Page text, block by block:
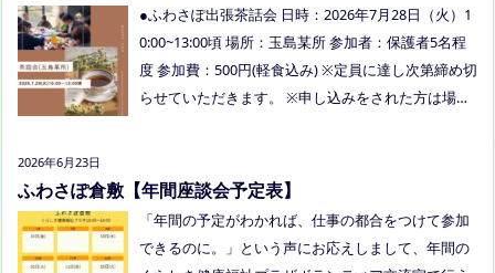
今回、ご参加できなかった方も、フリースクールっ
●ふわさぽ出張茶話会 日時：2026年7月28日（火）1
0:00~13:00頃 場所：玉島某所 参加者：保護者5名程
度 参加費：500円(軽食込み) ※定員に達し次第締め切
らせていただきます。 ※申し込みをされた方は場所
軽食を食べます。 締め切り：2026年7月24日（金）1
込みください。または、公式LINE、Instagramにメ
ッセージを送ってください。
2026年6月23日
ふわさぽ倉敷【年間座談会予定表】
「年間の予定がわかれば、仕事の都合をつけて参加
できるのに。」という声にお応えしまして、年間の